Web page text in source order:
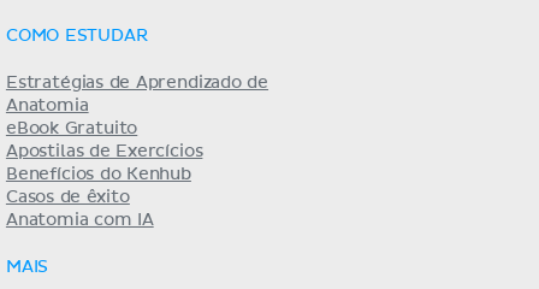
COMO ESTUDAR
Estratégias de Aprendizado de
Anatomia
eBook Gratuito
Apostilas de Exercícios
Benefícios do Kenhub
Casos de êxito
Anatomia com IA
MAIS